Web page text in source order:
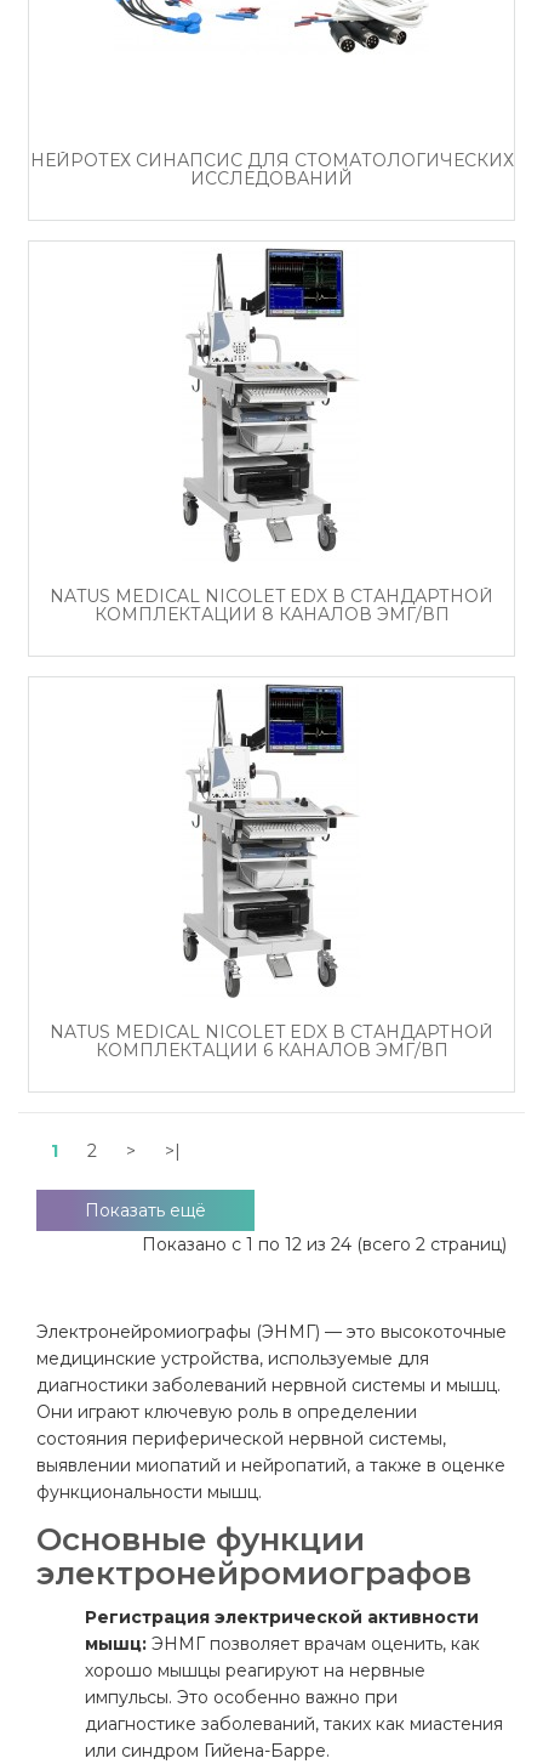
НЕЙРОТЕХ СИНАПСИС ДЛЯ СТОМАТОЛОГИЧЕСКИХ
ИССЛЕДОВАНИЙ
NATUS MEDICAL NICOLET EDX В СТАНДАРТНОЙ
КОМПЛЕКТАЦИИ 8 КАНАЛОВ ЭМГ/ВП
NATUS MEDICAL NICOLET EDX В СТАНДАРТНОЙ
КОМПЛЕКТАЦИИ 6 КАНАЛОВ ЭМГ/ВП
1 2 > >|
Показать ещё
Показано с 1 по 12 из 24 (всего 2 страниц)
Электронейромиографы (ЭНМГ) — это высокоточные
медицинские устройства, используемые для
диагностики заболеваний нервной системы и мышц.
Они играют ключевую роль в определении
состояния периферической нервной системы,
выявлении миопатий и нейропатий, а также в оценке
функциональности мышц.
Основные функции
электронейромиографов
Регистрация электрической активности
мышц: ЭНМГ позволяет врачам оценить, как
хорошо мышцы реагируют на нервные
импульсы. Это особенно важно при
диагностике заболеваний, таких как миастения
или синдром Гийена-Барре.